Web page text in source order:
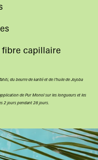
capillaire
du beurre de karité et de l’huile de Jojoba
de Pur Monoï sur les longueurs et les
2 jours pendant 28 jours.